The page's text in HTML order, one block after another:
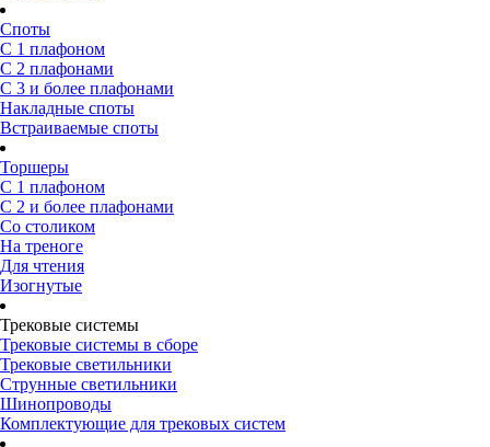
Споты
С 1 плафоном
С 2 плафонами
С 3 и более плафонами
Накладные споты
Встраиваемые споты
Торшеры
С 1 плафоном
С 2 и более плафонами
Со столиком
На треноге
Для чтения
Изогнутые
Трековые системы
Трековые системы в сборе
Трековые светильники
Струнные светильники
Шинопроводы
Комплектующие для трековых систем